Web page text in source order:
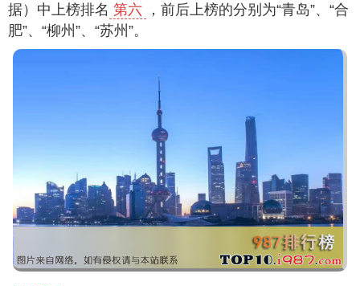
据）中上榜排名 第六
，前后上榜的分别为“青岛”、“合
肥”、“柳州”、“苏州”。